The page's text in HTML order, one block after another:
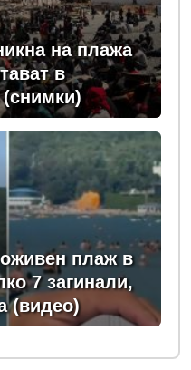
на плажа
в
(снимки)
плаж в
7 загинали,
(видео)